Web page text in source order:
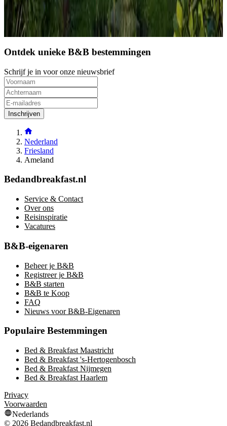
Ontdek unieke B&B bestemmingen
Schrijf je in voor onze nieuwsbrief
Inschrijven
Nederland
Friesland
Ameland
Bedandbreakfast.nl
Service & Contact
Over ons
Reisinspiratie
Vacatures
B&B-eigenaren
Beheer je B&B
Registreer je B&B
B&B starten
B&B te Koop
FAQ
Nieuws voor B&B-Eigenaren
Populaire Bestemmingen
Bed & Breakfast Maastricht
Bed & Breakfast 's-Hertogenbosch
Bed & Breakfast Nijmegen
Bed & Breakfast Haarlem
Privacy
Voorwaarden
Nederlands
© 2026 Bedandbreakfast.nl